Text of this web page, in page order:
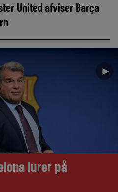
United afviser Barça
►
lurer på